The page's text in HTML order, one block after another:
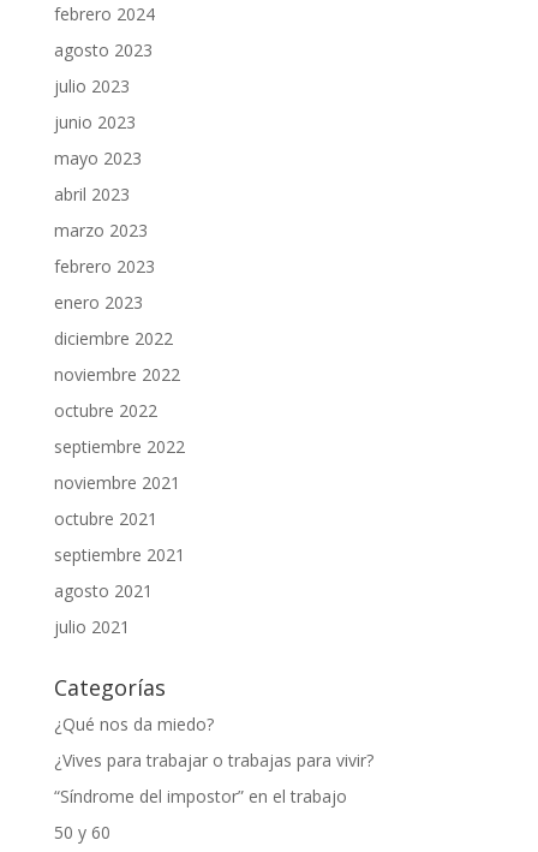
febrero 2024
agosto 2023
julio 2023
junio 2023
mayo 2023
abril 2023
marzo 2023
febrero 2023
enero 2023
diciembre 2022
noviembre 2022
octubre 2022
septiembre 2022
noviembre 2021
octubre 2021
septiembre 2021
agosto 2021
julio 2021
Categorías
¿Qué nos da miedo?
¿Vives para trabajar o trabajas para vivir?
“Síndrome del impostor” en el trabajo
50 y 60